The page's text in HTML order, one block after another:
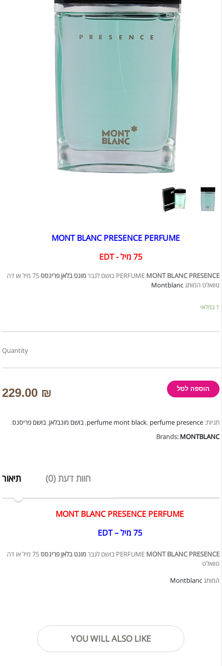
MONT BLANC PRESENCE PERFUME
75 מיל - EDT
PERFUME MONT BLANC PRESENCE בושם לגברמונט בלאן פרינסס
75 מיל או דה
טוואלט המותגMontblanc
1 במלאי
Quantity
229.00 ₪ הוספה לסל
תגיות: perfume mont black, perfume presence
,בושם מונבלאן,בושם פריסנס.
Brands: MONTBLANC
תיאור חוות דעת (0)
MONT BLANC PRESENCE PERFUME
75 מיל – EDT
PERFUME MONT BLANC PRESENCE בושם לגברמונט בלאן פרינסס
75 מיל או דה
טוואלט
המותגMontblanc
YOU WILL ALSO LIKE